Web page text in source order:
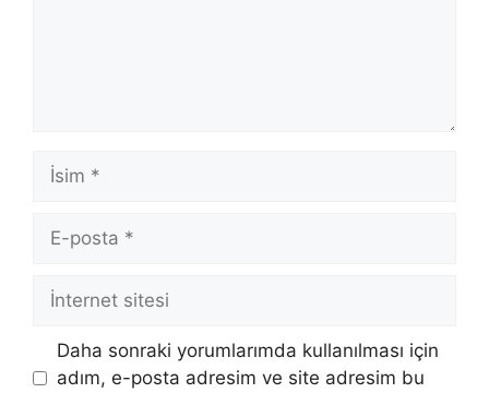
İsim
posta
İnternet
Daha sonraki yorumlarımda kullanılması için
adım, e-posta adresim ve site adresim bu